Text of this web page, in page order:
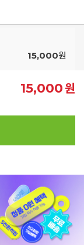
15,000원
15,000원